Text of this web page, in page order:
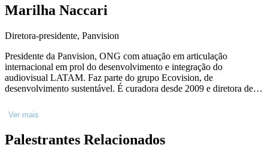
Marilha Naccari
Diretora-presidente, Panvision
Presidente da Panvision, ONG com atuação em articulação
internacional em prol do desenvolvimento e integração do
audiovisual LATAM. Faz parte do grupo Ecovision, de
desenvolvimento sustentável. É curadora desde 2009 e diretora de
festival no 28º ano tem formação, mercado, encontros e oito mostras
competitivas entre longas, curtas e videoclipes. Analista em fundos
dos Festivais, Cinemateca Catarinense e agora é Conselheira
Ver mais
Palestrantes Relacionados